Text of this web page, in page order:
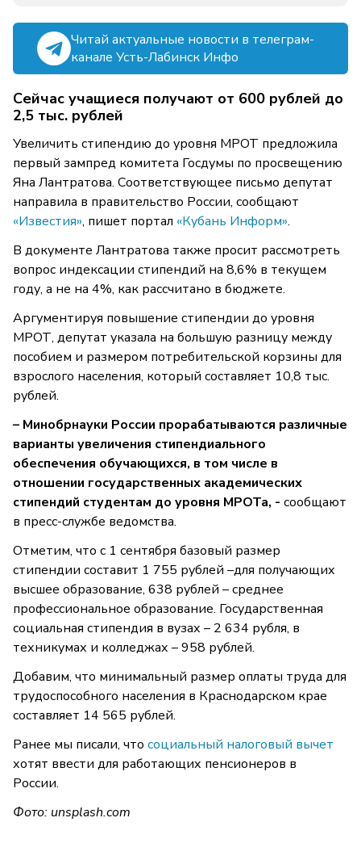
Читай актуальные новости в телеграм-
канале Усть-Лабинск Инфо
Сейчас учащиеся получают от 600 рублей до
2,5 тыс. рублей
Увеличить стипендию до уровня МРОТ предложила
первый зампред комитета Госдумы по просвещению
Яна Лантратова. Соответствующее письмо депутат
направила в правительство России, сообщают
«Известия», пишет портал «Кубань Информ».
В документе Лантратова также просит рассмотреть
вопрос индексации стипендий на 8,6% в текущем
году, а не на 4%, как рассчитано в бюджете.
Аргументируя повышение стипендии до уровня
МРОТ, депутат указала на большую разницу между
пособием и размером потребительской корзины для
взрослого населения, который составляет 10,8 тыс.
рублей.
– Минобрнауки России прорабатываются различные
варианты увеличения стипендиального
обеспечения обучающихся, в том числе в
отношении государственных академических
стипендий студентам до уровня МРОТа, - сообщают
в пресс-службе ведомства.
Отметим, что с 1 сентября базовый размер
стипендии составит 1 755 рублей –для получающих
высшее образование, 638 рублей – среднее
профессиональное образование. Государственная
социальная стипендия в вузах – 2 634 рубля, в
техникумах и колледжах – 958 рублей.
Добавим, что минимальный размер оплаты труда для
трудоспособного населения в Краснодарском крае
составляет 14 565 рублей.
Ранее мы писали, что социальный налоговый вычет
хотят ввести для работающих пенсионеров в
России.
Фото: unsplash.com